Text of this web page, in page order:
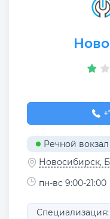
Речной вокзал
Новосибирск,
пн-вс 9:00-21:00